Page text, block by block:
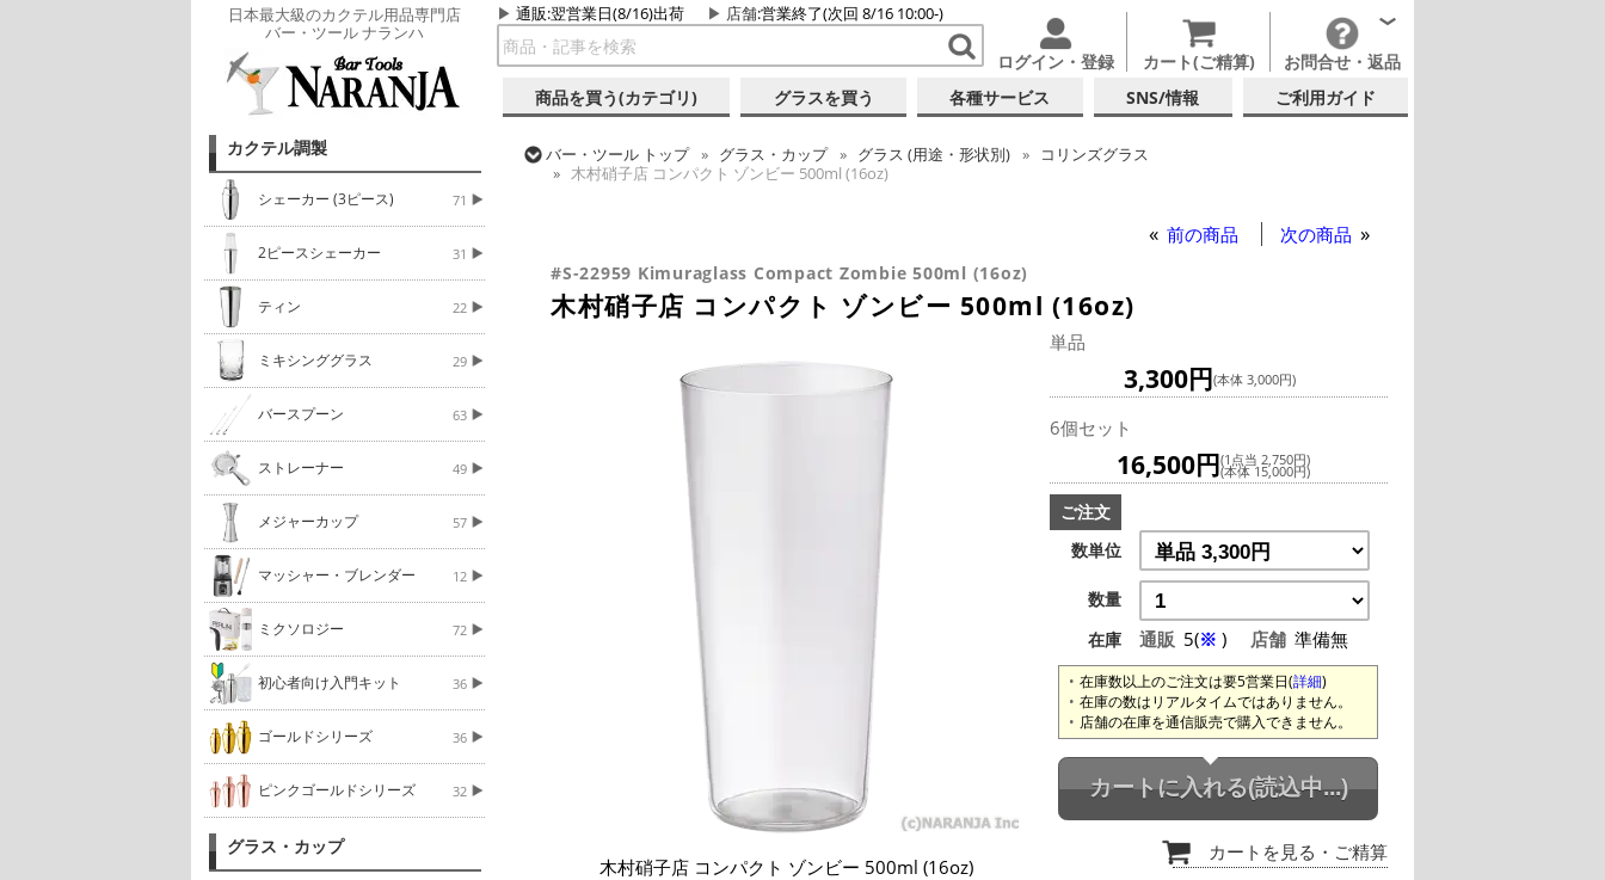
日本最大級のカクテル用品専門店
バー・ツール ナランハ
通販:翌営業日(8/16)出荷 店舗:営業終了(次回 8/16 10:00-)
ログイン・登録 カート(ご精算) お問合せ・返品
商品を買う(カテゴリ) グラスを買う 各種サービス SNS/情報 ご利用ガイド
カクテル調製
シェーカー (3ピース) 71
2ピースシェーカー 31
ティン 22
ミキシンググラス 29
バースプーン 63
ストレーナー 49
メジャーカップ 57
マッシャー・ブレンダー 12
ミクソロジー 72
初心者向け入門キット 36
ゴールドシリーズ 36
ピンクゴールドシリーズ 32
グラス・カップ
バー・ツール トップ グラス・カップ グラス (用途・形状別)
コリンズグラス
木村硝子店 コンパクト ゾンビー 500ml (16oz)
前の商品 次の商品
#S-22959 Kimuraglass Compact Zombie 500ml (16oz)
木村硝子店 コンパクト ゾンビー 500ml (16oz)
木村硝子店 コンパクト ゾンビー 500ml (16oz)
単品
3,300円(本体 3,000円)
6個セット
16,500円(1点当 2,750円)
(本体 15,000円)
ご注文
数単位
数量
在庫
通販 5(※ ) 店舗 準備無
在庫数以上のご注文は要5営業日(詳細)
在庫の数はリアルタイムではありません。
店舗の在庫を通信販売で購入できません。
カートに入れる(読込中...)
カートを見る ・ご精算